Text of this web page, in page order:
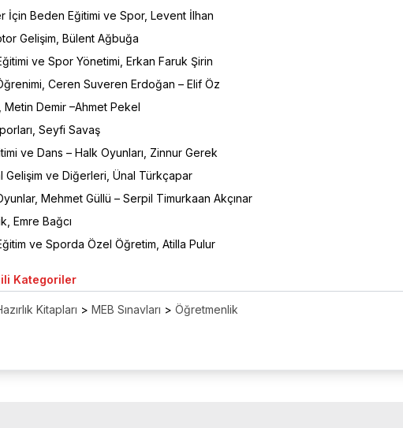
İçin Beden Eğitimi ve Spor, Levent İlhan
Gelişim, Bülent Ağbuğa
ve Spor Yönetimi, Erkan Faruk Şirin
Ceren Suveren Erdoğan – Elif Öz
Metin Demir –Ahmet Pekel
Seyfi Savaş
ve Dans – Halk Oyunları, Zinnur Gerek
Gelişim ve Diğerleri, Ünal Türkçapar
Mehmet Güllü – Serpil Timurkaan Akçınar
Emre Bağcı
ve Sporda Özel Öğretim, Atilla Pulur
Kategoriler
Kitapları > MEB Sınavları > Öğretmenlik